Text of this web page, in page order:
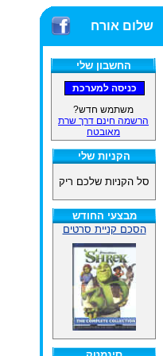
שלום אורח
החשבון שלי
משתמש חדש?
הרשמה חינם דרך שרת
מאובטח
הקניות שלי
סל הקניות שלכם ריק
מבצעי החודש
הסכם קניית סרטים